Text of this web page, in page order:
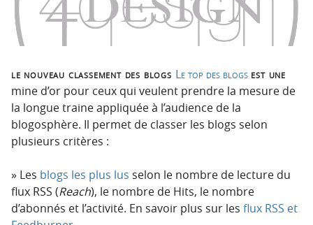
r
c
i
p
a
l
e
n
le nouveau classement des blogs Le top des blogsest une
mine d’or pour ceux qui veulent prendre la mesure de
la longue traine appliquée à l’audience de la
blogosphère. Il permet de classer les blogs selon
plusieurs critères :
Les blogs les plus lus selon le nombre de lecture du
flux RSS (Reach), le nombre de Hits, le nombre
d’abonnés et l’activité. En savoir plus sur les flux RSS et